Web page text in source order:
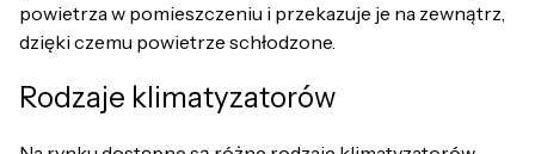
powietrza w pomieszczeniu i przekazuje je na zewnątrz,
dzięki czemu powietrze schłodzone.
Rodzaje klimatyzatorów